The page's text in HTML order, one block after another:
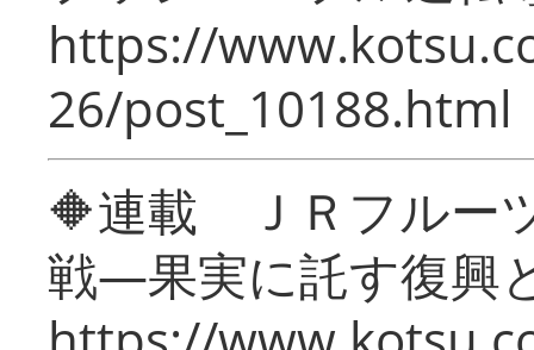
https://
26/post_10188.html
🔶連載 ＪＲフルー
戦―果実に託す復興